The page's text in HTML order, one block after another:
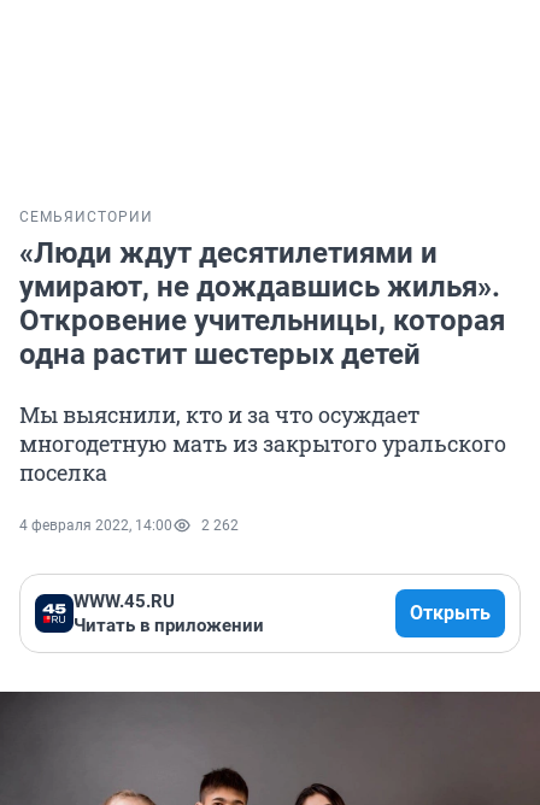
СЕМЬЯ ИСТОРИИ
«Люди ждут десятилетиями и
умирают, не дождавшись жилья».
Откровение учительницы, которая
одна растит шестерых детей
Мы выяснили, кто и за что осуждает
многодетную мать из закрытого уральского
поселка
4 февраля 2022, 14:00 2 262
WWW.45.RU
Читать в приложении
Открыть